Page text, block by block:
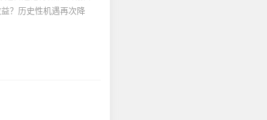
？历史性机遇再次降